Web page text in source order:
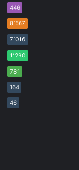
446
8٬567
7٬016
1٬290
781
164
46